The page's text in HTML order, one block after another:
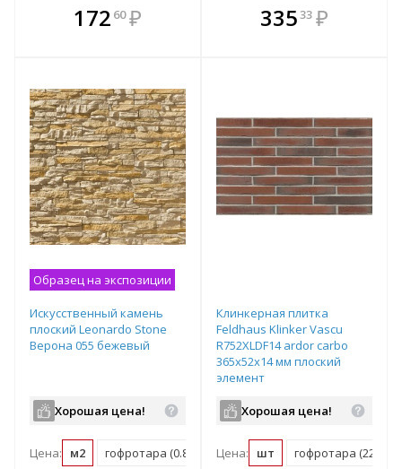
172 60 ₽
В комплекте
всегда выгоднее!
В комплекте
всегда выгоднее!
33533 ₽
Образец на экспозиции
Искусственный камень
плоский Leonardo Stone
Верона 055 бежевый
Хорошая цена!
Цена: м2 гофротара (0.8 м2)
Клинкерная плитка
Feldhaus Klinker Vascu
R752XLDF14 ardor carbo
365х52х14 мм плоский
элемент
Хорошая цена!
Цена: шт гофротара (22 шт)